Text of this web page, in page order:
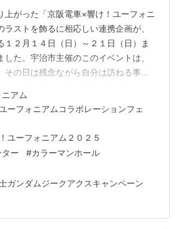
上がった「京阪電車×響け！ユーフォニ
ラストを飾るに相応しい連携企画が、
１２月１４日（日）～２１日（日）ま
した。宇治市主催のこのイベントは、
その日は残念ながら自分は訪ねる事が
の吹奏楽公演等、その他の催しも相ま
結構な相乗効果が見られたようです。
市民広場でのカラーマンホール（ＪＲ
は「茶づな」に展示していた）の設置
内容でした。 そしてデジタルスタ…
アム
ーフォニアムコラボレーションフェ
ユーフォニアム２０２５
ー #カラーマンホール
ガンダムジークアクスキャンペーン